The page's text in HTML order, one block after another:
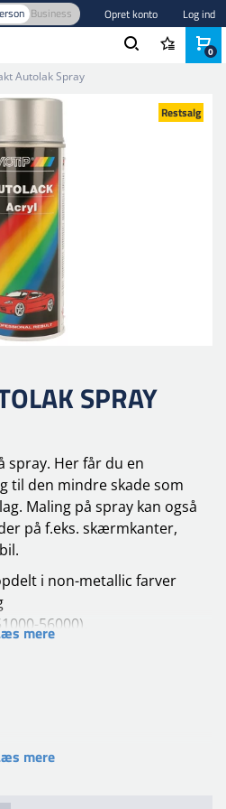
Business Opret konto Log ind
Autolak Spray
Restsalg
SPRAY
spray. Her får du en
til den mindre skade som
Maling på spray kan også
på f.eks. skærmkanter,
i non-metallic farver
56000).
tør og fri for fedt. Fjern løs
primer egnet til
bundlaget (korn 600).
mere
mere
0